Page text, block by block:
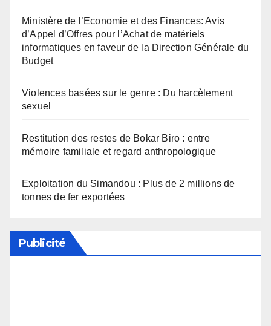
Ministère de l’Economie et des Finances: Avis
d’Appel d’Offres pour l’Achat de matériels
informatiques en faveur de la Direction Générale du
Budget
Violences basées sur le genre : Du harcèlement
sexuel
Restitution des restes de Bokar Biro : entre
mémoire familiale et regard anthropologique
Exploitation du Simandou : Plus de 2 millions de
tonnes de fer exportées
Publicité